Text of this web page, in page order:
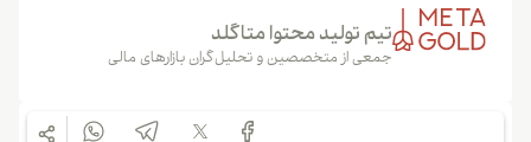
تیم تولید محتوا متاگلد
جمعی از متخصصین و تحلیل‌گران بازارهای مالی